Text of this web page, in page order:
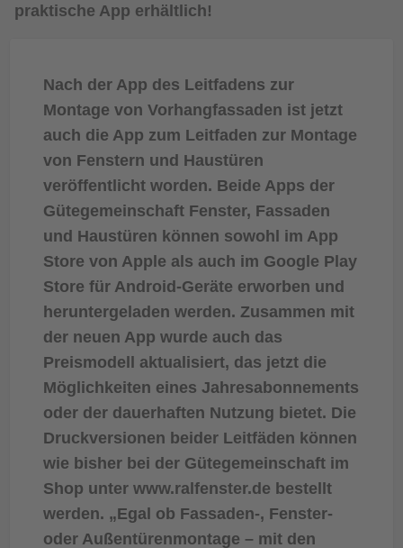
praktische App erhältlich!
Nach der App des Leitfadens zur
Montage von Vorhangfassaden ist jetzt
auch die App zum Leitfaden zur Montage
von Fenstern und Haustüren
veröffentlicht worden. Beide Apps der
Gütegemeinschaft Fenster, Fassaden
und Haustüren können sowohl im App
Store von Apple als auch im Google Play
Store für Android-Geräte erworben und
heruntergeladen werden. Zusammen mit
der neuen App wurde auch das
Preismodell aktualisiert, das jetzt die
Möglichkeiten eines Jahresabonnements
oder der dauerhaften Nutzung bietet. Die
Druckversionen beider Leitfäden können
wie bisher bei der Gütegemeinschaft im
Shop unter www.ralfenster.de bestellt
werden. „Egal ob Fassaden-, Fenster-
oder Außentürenmontage – mit den